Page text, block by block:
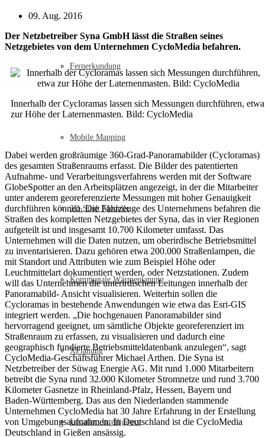
Fernerkundung
Mobile Mapping
3D-Stadt Modelle
Kommunale Wärmeplanung
XPlanung
Location Intelligence
09. Aug. 2016
Der Netzbetreiber Syna GmbH lässt die Straßen seines
Netzgebietes von dem Unternehmen CycloMedia befahren.
Innerhalb der Cycloramas lassen sich Messungen durchführen, etwa
zur Höhe der Laternenmasten. Bild: CycloMedia
Dabei werden großräumige 360-Grad-Panoramabilder (Cycloramas)
des gesamten Straßenraums erfasst. Die Bilder des patentierten
Aufnahme- und Verarbeitungsverfahrens werden mit der Software
GlobeSpotter an den Arbeitsplätzen angezeigt, in der die Mitarbeiter
unter anderem georeferenzierte Messungen mit hoher Genauigkeit
durchführen können. Die Fahrzeuge des Unternehmens befahren die
Straßen des kompletten Netzgebietes der Syna, das in vier Regionen
aufgeteilt ist und insgesamt 10.700 Kilometer umfasst. Das
Unternehmen will die Daten nutzen, um oberirdische Betriebsmittel
zu inventarisieren. Dazu gehören etwa 200.000 Straßenlampen, die
mit Standort und Attributen wie zum Beispiel Höhe oder
Leuchtmittelart dokumentiert werden, oder Netzstationen. Zudem
will das Unternehmen die unterirdischen Leitungen innerhalb der
Panoramabild- Ansicht visualisieren. Weiterhin sollen die
Cycloramas in bestehende Anwendungen wie etwa das Esri-GIS
integriert werden. „Die hochgenauen Panoramabilder sind
hervorragend geeignet, um sämtliche Objekte georeferenziert im
Straßenraum zu erfassen, zu visualisieren und dadurch eine
geographisch fundierte Betriebsmitteldatenbank anzulegen“, sagt
CycloMedia-Geschäftsführer Michael Arthen. Die Syna ist
Netzbetreiber der Süwag Energie AG. Mit rund 1.000 Mitarbeitern
betreibt die Syna rund 32.000 Kilometer Stromnetze und rund 3.700
Kilometer Gasnetze in Rheinland-Pfalz, Hessen, Bayern und
Baden-Württemberg. Das aus den Niederlanden stammende
Unternehmen CycloMedia hat 30 Jahre Erfahrung in der Erstellung
von Umgebungsaufnahmen. In Deutschland ist die CycloMedia
Deutschland in Gießen ansässig.